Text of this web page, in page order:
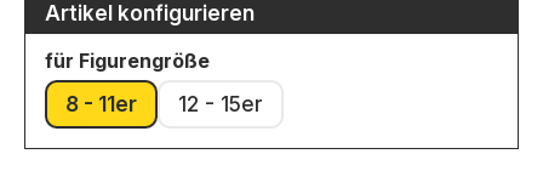
Artikel konfigurieren
für Figurengrößeauswählen
8 - 11er
12 - 15er